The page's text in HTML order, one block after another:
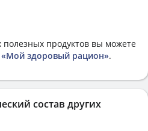
продуктов вы можете
«Мой здоровый рацион».
состав других